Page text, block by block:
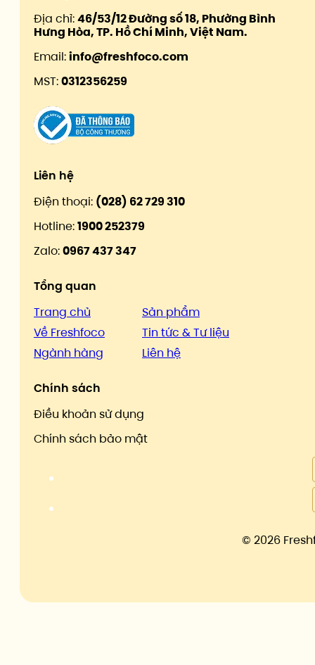
Địa chỉ:46/53/12 Đường số 18, Phường Bình
Hưng Hòa, TP. Hồ Chí Minh, Việt Nam.
Email:info@freshfoco.com
MST:0312356259
Liên hệ
Điện thoại: (028) 62 729 310
Hotline:1900 252379
Zalo:0967 437 347
Tổng quan
Trang chủ
Về Freshfoco
Ngành hàng
Sản phẩm
Tin tức & Tư liệu
Liên hệ
Chính sách
Điều khoản sử dụng
Chính sách bảo mật
© 2026